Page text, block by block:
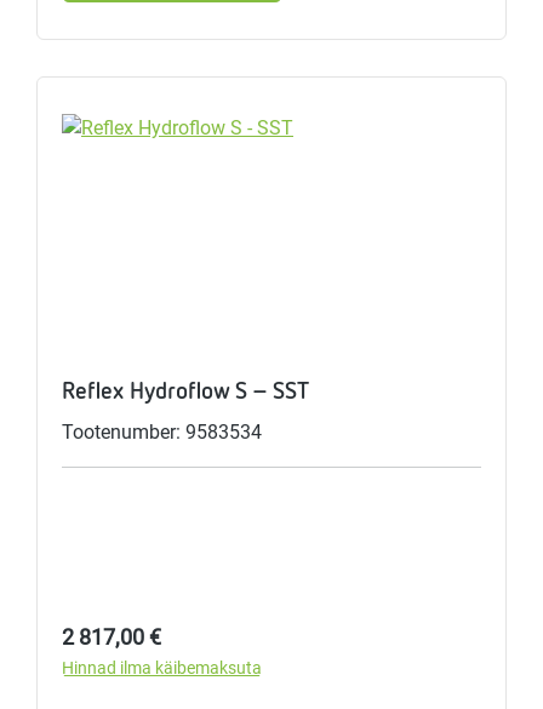
Reflex Hydroflow S - SST
Tootenumber: 9583534
Tavahind:
2 817,00 €
Hinnad ilma käibemaksuta